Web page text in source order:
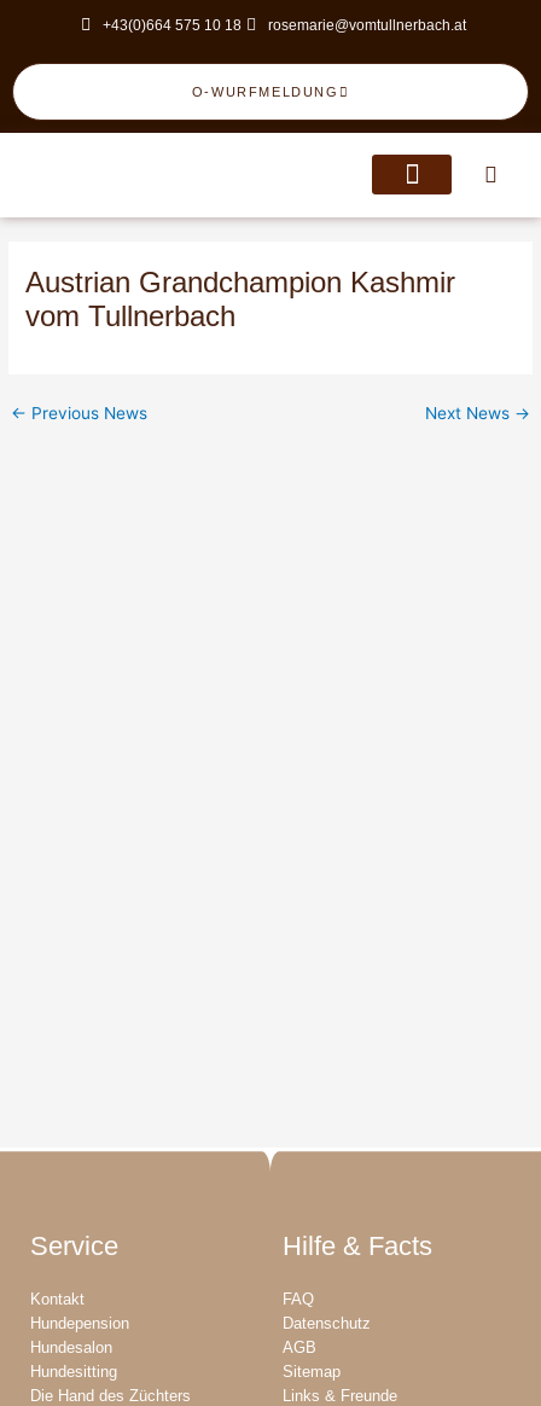
content
+43(0)664 575 10 18 rosemarie@vomtullnerbach.at
O-WURFMELDUNG
Austrian Grandchampion Kashmir
vom Tullnerbach
← Previous News Next News →
Service
Kontakt
Hundepension
Hundesalon
Hundesitting
Die Hand des Züchters
Hilfe & Facts
FAQ
Datenschutz
AGB
Sitemap
Links & Freunde